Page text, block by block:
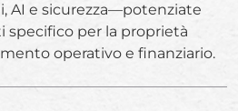
AI e sicurezza—potenziate
specifico per la proprietà
operativo e finanziario.